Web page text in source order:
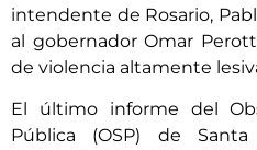
intendente de Rosario,
al gobernador Omar
de violencia altamente
El último informe del
Pública (OSP) de